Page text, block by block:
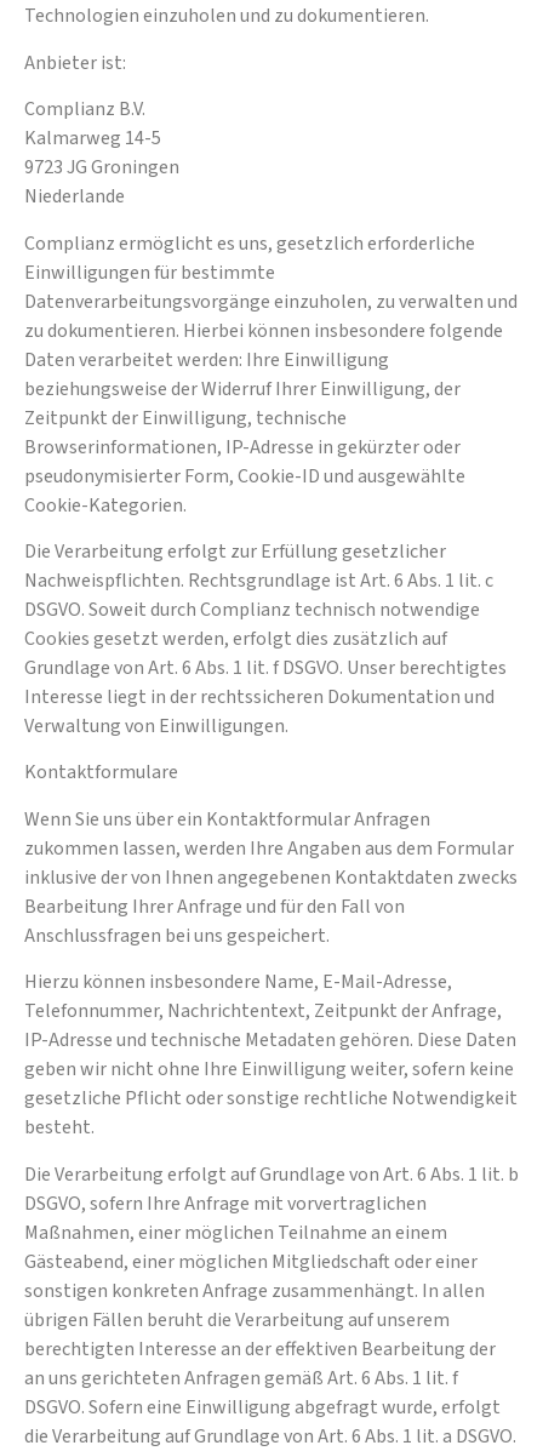
Technologien einzuholen und zu dokumentieren.
Anbieter ist:
Complianz B.V.
Kalmarweg 14-5
9723 JG Groningen
Niederlande
Complianz ermöglicht es uns, gesetzlich erforderliche
Einwilligungen für bestimmte
Datenverarbeitungsvorgänge einzuholen, zu verwalten und
zu dokumentieren. Hierbei können insbesondere folgende
Daten verarbeitet werden: Ihre Einwilligung
beziehungsweise der Widerruf Ihrer Einwilligung, der
Zeitpunkt der Einwilligung, technische
Browserinformationen, IP-Adresse in gekürzter oder
pseudonymisierter Form, Cookie-ID und ausgewählte
Cookie-Kategorien.
Die Verarbeitung erfolgt zur Erfüllung gesetzlicher
Nachweispflichten. Rechtsgrundlage ist Art. 6 Abs. 1 lit. c
DSGVO. Soweit durch Complianz technisch notwendige
Cookies gesetzt werden, erfolgt dies zusätzlich auf
Grundlage von Art. 6 Abs. 1 lit. f DSGVO. Unser berechtigtes
Interesse liegt in der rechtssicheren Dokumentation und
Verwaltung von Einwilligungen.
Kontaktformulare
Wenn Sie uns über ein Kontaktformular Anfragen
zukommen lassen, werden Ihre Angaben aus dem Formular
inklusive der von Ihnen angegebenen Kontaktdaten zwecks
Bearbeitung Ihrer Anfrage und für den Fall von
Anschlussfragen bei uns gespeichert.
Hierzu können insbesondere Name, E-Mail-Adresse,
Telefonnummer, Nachrichtentext, Zeitpunkt der Anfrage,
IP-Adresse und technische Metadaten gehören. Diese Daten
geben wir nicht ohne Ihre Einwilligung weiter, sofern keine
gesetzliche Pflicht oder sonstige rechtliche Notwendigkeit
besteht.
Die Verarbeitung erfolgt auf Grundlage von Art. 6 Abs. 1 lit. b
DSGVO, sofern Ihre Anfrage mit vorvertraglichen
Maßnahmen, einer möglichen Teilnahme an einem
Gästeabend, einer möglichen Mitgliedschaft oder einer
sonstigen konkreten Anfrage zusammenhängt. In allen
übrigen Fällen beruht die Verarbeitung auf unserem
berechtigten Interesse an der effektiven Bearbeitung der
an uns gerichteten Anfragen gemäß Art. 6 Abs. 1 lit. f
DSGVO. Sofern eine Einwilligung abgefragt wurde, erfolgt
die Verarbeitung auf Grundlage von Art. 6 Abs. 1 lit. a DSGVO.